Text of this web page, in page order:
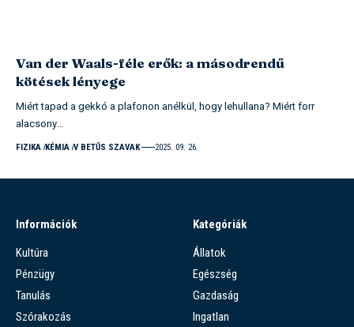
Van der Waals-féle erők: a másodrendű
kötések lényege
Miért tapad a gekkó a plafonon anélkül, hogy lehullana? Miért forr
alacsony…
FIZIKA KÉMIA V BETŰS SZAVAK 2025. 09. 26.
Információk
Kultúra
Pénzügy
Tanulás
Szórakozás
Kategóriák
Állatok
Egészség
Gazdaság
Ingatlan